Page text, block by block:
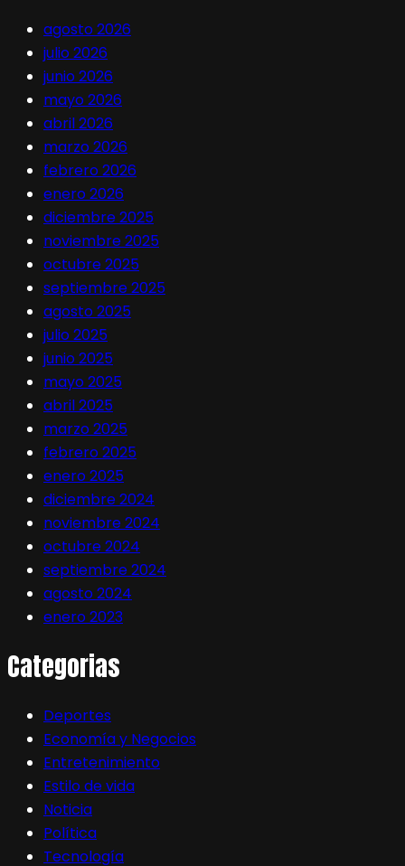
agosto 2026
julio 2026
junio 2026
mayo 2026
abril 2026
marzo 2026
febrero 2026
enero 2026
diciembre 2025
noviembre 2025
octubre 2025
septiembre 2025
agosto 2025
julio 2025
junio 2025
mayo 2025
abril 2025
marzo 2025
febrero 2025
enero 2025
diciembre 2024
noviembre 2024
octubre 2024
septiembre 2024
agosto 2024
enero 2023
Categorias
Deportes
Economía y Negocios
Entretenimiento
Estilo de vida
Noticia
Política
Tecnología